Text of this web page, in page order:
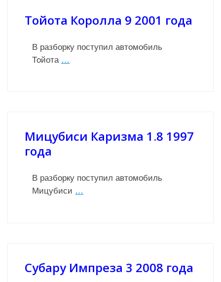
Тойота Королла 9 2001 года
В разборку поступил автомобиль
Тойота …
Мицубиси Каризма 1.8 1997
года
В разборку поступил автомобиль
Мицубиси …
Субару Импреза 3 2008 года